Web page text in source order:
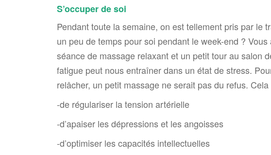
S’occuper de soi
Pendant toute la semaine, on est tellement pris par le
un peu de temps pour soi pendant le week-end ?
séance de massage relaxant et un petit tour au salon
fatigue peut nous entraîner dans un état de stress.
relâcher, un petit massage ne serait pas du refus.
-de régulariser la tension artérielle
-d’apaiser les dépressions et les angoisses
-d’optimiser les capacités intellectuelles